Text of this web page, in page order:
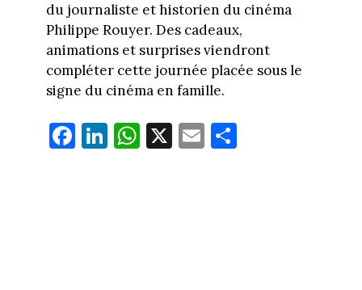
du journaliste et historien du cinéma
Philippe Rouyer. Des cadeaux,
animations et surprises viendront
compléter cette journée placée sous le
signe du cinéma en famille.
Fa
ce
Li
nk
W
ha
X E
m
Pa
rt